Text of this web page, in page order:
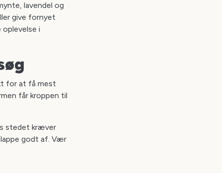
lavendel og
give fornyet
i
for at få mest
får kroppen til
stedet kræver
godt af. Vær